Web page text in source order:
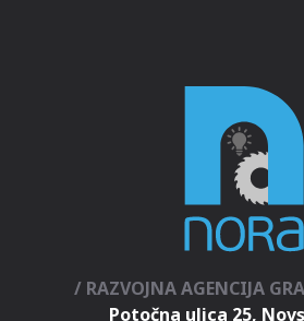
/ RAZVOJNA AGENCIJA
Potočna ulica 25,